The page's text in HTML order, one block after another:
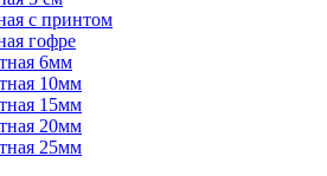
с принтом
гофре
6мм
10мм
15мм
20мм
25мм